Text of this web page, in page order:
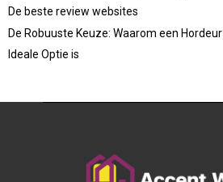
De beste review websites
De Robuuste Keuze: Waarom een
Ideale Optie is